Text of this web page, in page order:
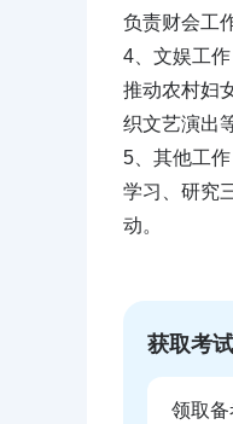
负责财会工
4、文娱工作
推动农村妇
织文艺演出
5、其他工作
学习、研究
动。
获取考
领取